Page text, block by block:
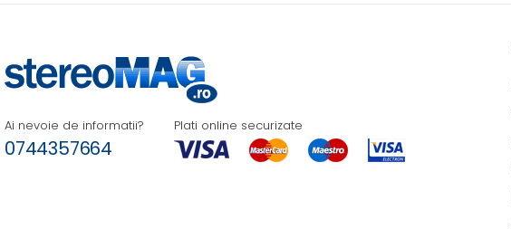
Ai nevoie de informatii?
0744357664
Plati online securizate